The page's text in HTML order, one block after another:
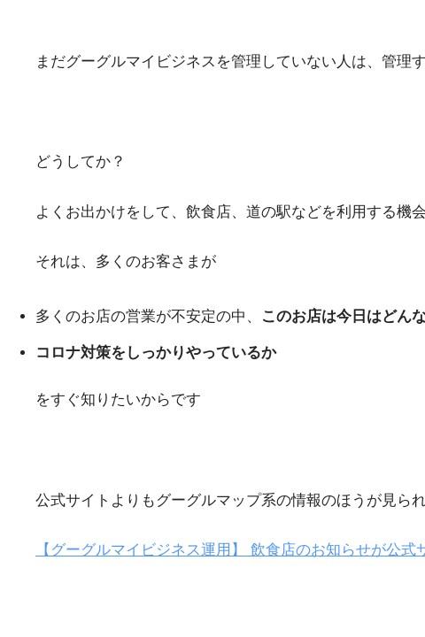
まだグーグルマイビジネスを管理していない人は、管理
どうしてか？
よくお出かけをして、飲食店、道の駅などを利用する機
それは、多くのお客さまが
多くのお店の営業が不安定の中、 このお店は今日はどん
コロナ対策をしっかりやっているか
をすぐ知りたいからです
公式サイトよりもグーグルマップ系の情報のほうが見ら
【グーグルマイビジネス運用】 飲食店のお知らせが公